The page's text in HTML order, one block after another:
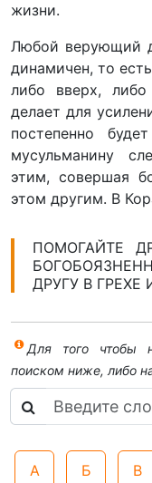
жизни.
Любой верующий
динамичен, то
либо вверх,
делает для
постепенно
мусульманину
этим, совершая
этом другим. В
ПОМОГАЙТЕ
ДРУГУ В ГРЕХЕ
Для того чтобы
поиском ниже, либо
А Б В